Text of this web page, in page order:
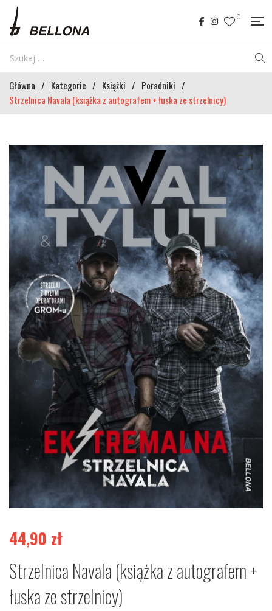
0
Główna / Kategorie / Książki / Poradniki /
Strzelnica Navala (książka z autografem + łuska ze strzelnicy)
44,90 zł
Strzelnica Navala (książka z autografem +
łuska ze strzelnicy)